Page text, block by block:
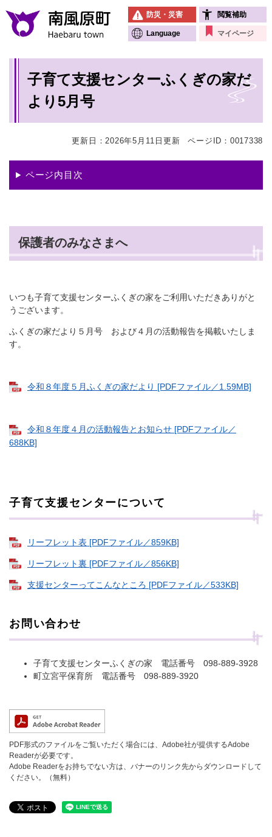
メニューを飛ばして本文へ
防災・災害 閲覧補助
Language マイページ
子育て支援センターふくぎの家だ
より5月号
更新日：2026年5月11日更新 ページID：0017338
ページ内目次
保護者のみなさまへ
いつも子育て支援センターふくぎの家をご利用いただきありがと
うございます。
ふくぎの家だより５月号 および４月の活動報告を掲載いたしま
す。
令和８年度５月ふくぎの家だより [PDFファイル／1.59MB]
令和８年度４月の活動報告とお知らせ [PDFファイル／
688KB]
子育て支援センターについて
リーフレット表 [PDFファイル／859KB]
リーフレット裏 [PDFファイル／856KB]
支援センターってこんなところ [PDFファイル／533KB]
お問い合わせ
子育て支援センターふくぎの家 電話番号 098-889-3928
町立宮平保育所 電話番号 098-889-3920
PDF形式のファイルをご覧いただく場合には、Adobe社が提供するAdobe
Readerが必要です。
Adobe Readerをお持ちでない方は、バナーのリンク先からダウンロードして
ください。（無料）